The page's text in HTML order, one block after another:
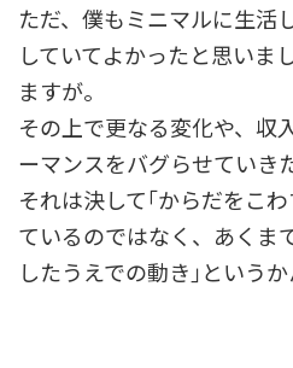
ただ、僕もミニマルに生活
していてよかったと思いま
ますが。
その上で更なる変化や、収
ーマンスをバグらせていき
それは決して｢からだをこ
ているのではなく、あくま
したうえでの動き｣というか